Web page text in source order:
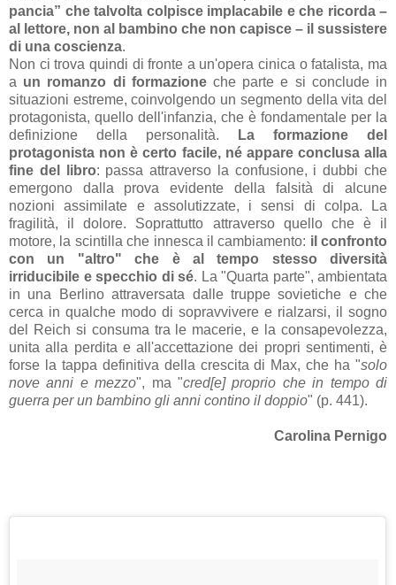
pancia” che talvolta colpisce implacabile e che ricorda –
al lettore, non al bambino che non capisce – il sussistere
di una coscienza.
Non ci trova quindi di fronte a un'opera cinica o fatalista, ma
a un romanzo di formazioneche parte e si conclude in
situazioni estreme, coinvolgendo un segmento della vita del
protagonista, quello dell'infanzia, che è fondamentale per la
definizione della personalità.
La formazione del
protagonista non è certo facile, né appare conclusa alla
fine del libro: passa attraverso la confusione, i dubbi che
emergono dalla prova evidente della falsità di alcune
nozioni assimilate e assolutizzate, i sensi di colpa. La
fragilità, il dolore. Soprattutto attraverso quello che è il
motore, la scintilla che innesca il cambiamento: il confronto
con un "altro" che è al tempo stesso diversità
irriducibile e specchio di sé. La "Quarta parte", ambientata
in una Berlino attraversata dalle truppe sovietiche e che
cerca in qualche modo di sopravvivere e rialzarsi, il sogno
del Reich si consuma tra le macerie, e la consapevolezza,
unita alla perdita e all'accettazione dei propri sentimenti, è
forse la tappa definitiva della crescita di Max, che ha "solo
nove anni e mezzo", ma "cred[e] proprio che in tempo di
guerra per un bambino gli anni contino il doppio" (p. 441).
Carolina Pernigo